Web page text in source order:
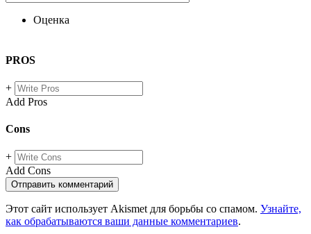
Оценка
PROS
+
Add Pros
Cons
+
Add Cons
Этот сайт использует Akismet для борьбы со спамом. Узнайте,
как обрабатываются ваши данные комментариев.